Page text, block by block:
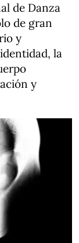
de Danza
de gran
y
la
y